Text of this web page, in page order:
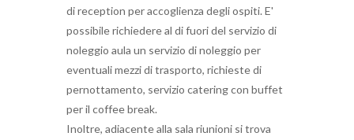
di reception per accoglienza degli ospiti. E'
possibile richiedere al di fuori del servizio di
noleggio aula un servizio di noleggio per
eventuali mezzi di trasporto, richieste di
pernottamento, servizio catering con buffet
per il coffee break.
Inoltre, adiacente alla sala riunioni si trova